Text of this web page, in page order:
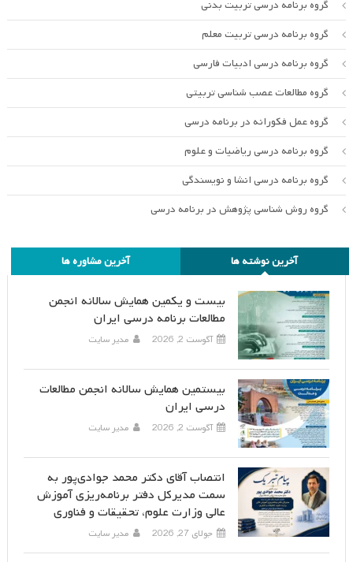
گروه برنامه درسی تربیت بدنی
گروه برنامه درسی تربیت معلم
گروه برنامه درسی ادبیات فارسی
گروه مطالعات عصب شناسی تربیتی
گروه عمل فکورانه در برنامه درسی
گروه برنامه درسی ریاضیات و علوم
گروه برنامه درسی انشا و نویسندگی
گروه روش شناسی پژوهش در برنامه درسی
آخرین نوشته ها آخرین مشاوره ها
بیست و یکمین همایش سالانه انجمن
مطالعات برنامه درسی ایران
آگوست 2, 2026 مدیر سایت
بیستمین همایش سالانه انجمن مطالعات
درسی ایران
آگوست 2, 2026 مدیر سایت
انتصاب آقای دکتر محمد جوادی‌پور به
سمت مدیرکل دفتر برنامه‌ریزی آموزش
عالی وزارت علوم، تحقیقات و فناوری
جولای 27, 2026 مدیر سایت